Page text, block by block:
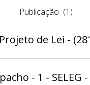
Publicação (1)
Projeto de Lei -
- 1 - SELEG